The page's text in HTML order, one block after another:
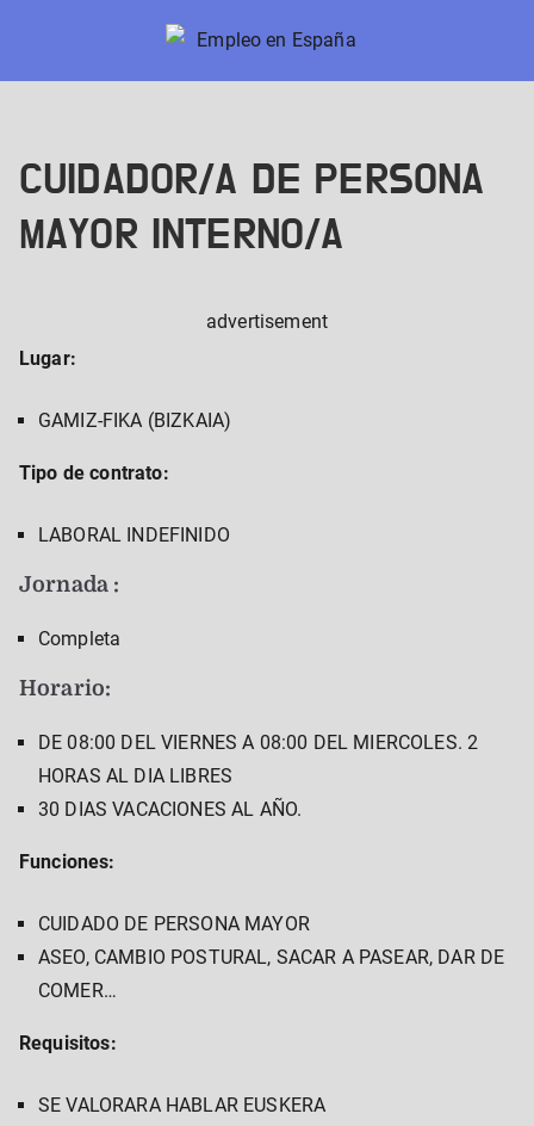
content
Empleo en España
CUIDADOR/A DE PERSONA
MAYOR INTERNO/A
advertisement
Lugar:
GAMIZ-FIKA (BIZKAIA)
Tipo de contrato:
LABORAL INDEFINIDO
Jornada :
Completa
Horario:
DE 08:00 DEL VIERNES A 08:00 DEL MIERCOLES. 2
HORAS AL DIA LIBRES
30 DIAS VACACIONES AL AÑO.
Funciones:
CUIDADO DE PERSONA MAYOR
ASEO, CAMBIO POSTURAL, SACAR A PASEAR, DAR DE
COMER…
Requisitos:
SE VALORARA HABLAR EUSKERA